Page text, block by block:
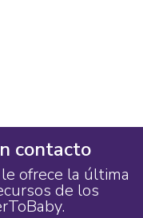
contacto
ofrece la última
de los